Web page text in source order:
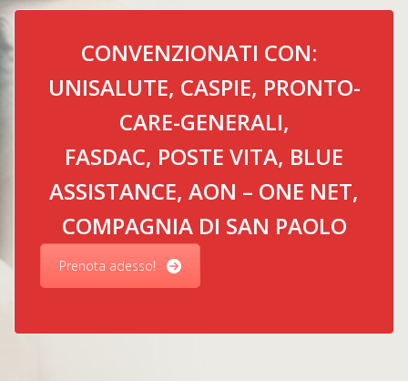
CONVENZIONATI CON:
UNISALUTE, CASPIE, PRONTO-
CARE-GENERALI,
FASDAC, POSTE VITA, BLUE
ASSISTANCE, AON – ONE NET,
COMPAGNIA DI SAN PAOLO
Prenota adesso!